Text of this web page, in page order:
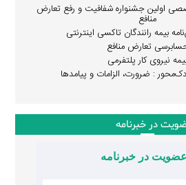
اولین جشنواره شفافیت و رفع تعارض
منافع
بیمه رانندگان تاکسی اینترنتی
تعارض منافع
نیروی کار پلتفرمی
: ضرورت، الزامات و پیامدها
در خبرنامه
در خبرنامه